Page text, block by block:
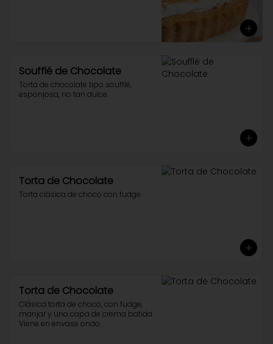
Soufflé de Chocolate
Torta de chocolate tipo soufflé,
esponjosa, no tan dulce.
Torta de Chocolate
Torta clásica de choco con fudge. .
Torta de Chocolate
Clásica torta de choco, con fudge,
manjar y una capa de crema batida.
Viene en envase ondo.